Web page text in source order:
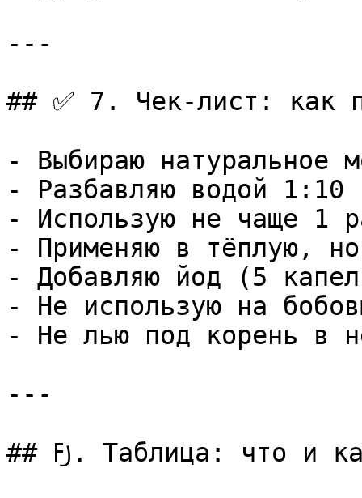
---
## ✅ 7. Чек-лист: как
- Выбираю натуральное
- Разбавляю водой
- Использую не чаще 1
- Применяю в тёплую,
- Добавляю йод (5
- Не использую на
- Не лью под корень в
---
## ߓ꠸. Таблица: что и как удобрять молоком